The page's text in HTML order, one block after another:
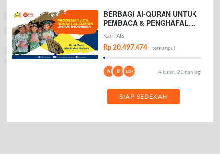
BERBAGI Al-QURAN UNTUK
PEMBACA & PENGHAFAL
AL-QURAN
Kak PAIS
Rp 20.497.474 terkumpul
N B 162+ 4 bulan, 21 hari lagi
SIAP SEDEKAH